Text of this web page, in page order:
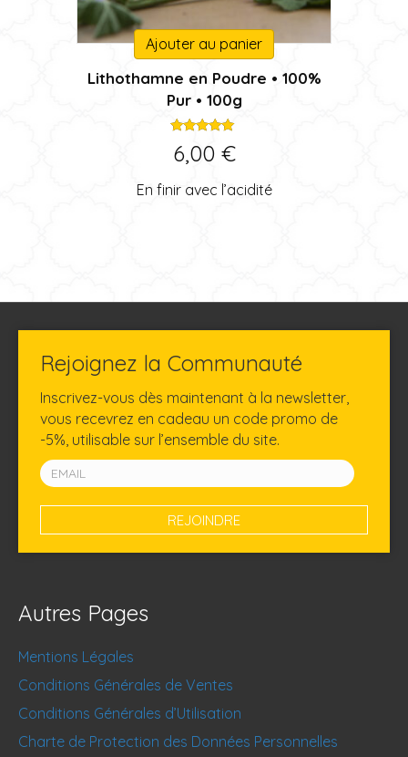
Ajouter au panier
Lithothamne en Poudre • 100%
Pur • 100g
5.00
sur 5
6,00 €
En finir avec l’acidité
Rejoignez la Communauté
Inscrivez-vous dès maintenant à la newsletter,
vous recevrez en cadeau un code promo de
-5%, utilisable sur l’ensemble du site.
Autres Pages
Mentions Légales
Conditions Générales de Ventes
Conditions Générales d’Utilisation
Charte de Protection des Données Personnelles